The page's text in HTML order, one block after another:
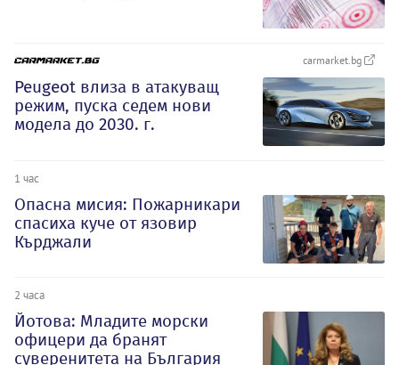
carmarket.bg
Peugeot влиза в атакуващ
режим, пуска седем нови
модела до 2030. г.
1 час
Опасна мисия: Пожарникари
спасиха куче от язовир
Кърджали
2 часа
Йотова: Младите морски
офицери да бранят
суверенитета на България